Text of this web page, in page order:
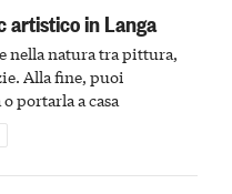
artistico in Langa
nella natura tra pittura,
Alla fine, puoi
portarla a casa